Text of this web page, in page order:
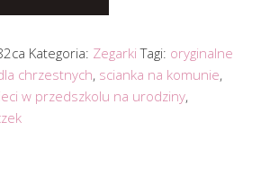
Kategoria: Zegarki Tagi: oryginalne
chrzestnych, scianka na komunie,
w przedszkolu na urodziny,